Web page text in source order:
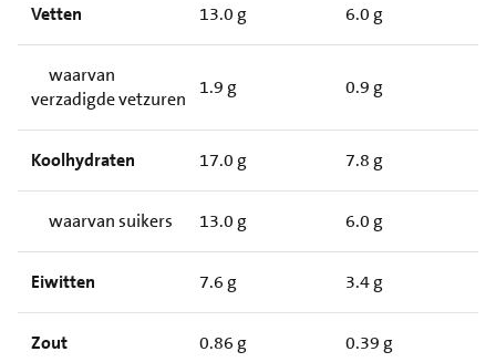
Vetten 13.0 g 6.0 g
waarvan
verzadigde vetzuren
1.9 g 0.9 g
Koolhydraten 17.0 g 7.8 g
waarvan suikers 13.0 g 6.0 g
Eiwitten 7.6 g 3.4 g
Zout 0.86 g 0.39 g